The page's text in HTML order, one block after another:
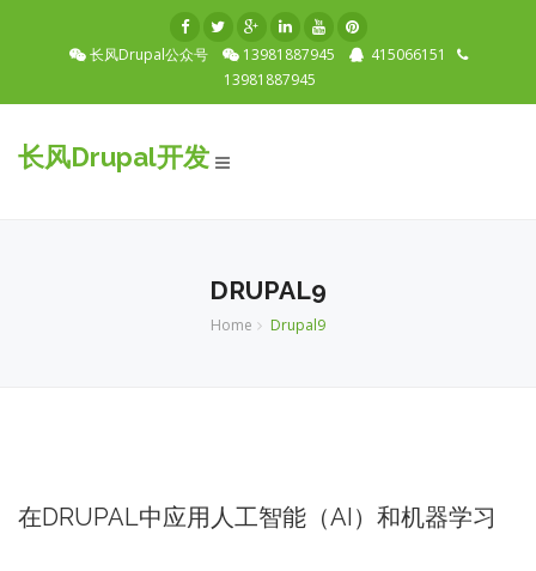
长风Drupal公众号 13981887945
415066151
13981887945
长风Drupal开发 Toggle
DRUPAL9
Home Drupal9
在DRUPAL中应用人工智能（AI）和机器学习